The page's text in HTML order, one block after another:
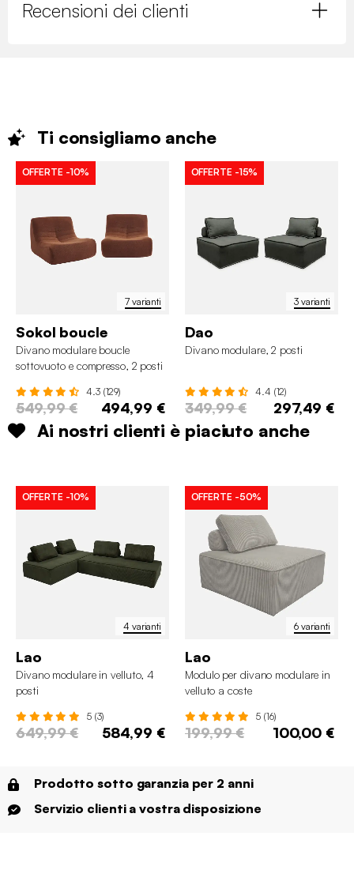
Recensioni dei clienti
Ti consigliamo anche
7 varianti
OFFERTE -10%
Sokol boucle
Divano modulare boucle
sottovuoto e compresso, 2 posti
4.3 (129)
549,99 € 494,99 €
3 varianti
OFFERTE -15%
Dao
Divano modulare, 2 posti
4.4 (12)
349,99 € 297,49 €
Ai nostri clienti è piaciuto anche
4 varianti
OFFERTE -10%
Lao
Divano modulare in velluto, 4
posti
5 (3)
649,99 € 584,99 €
6 varianti
OFFERTE -50%
Lao
Modulo per divano modulare in
velluto a coste
5 (16)
199,99 € 100,00 €
Prodotto sotto garanzia per 2 anni
Servizio clienti a vostra disposizione